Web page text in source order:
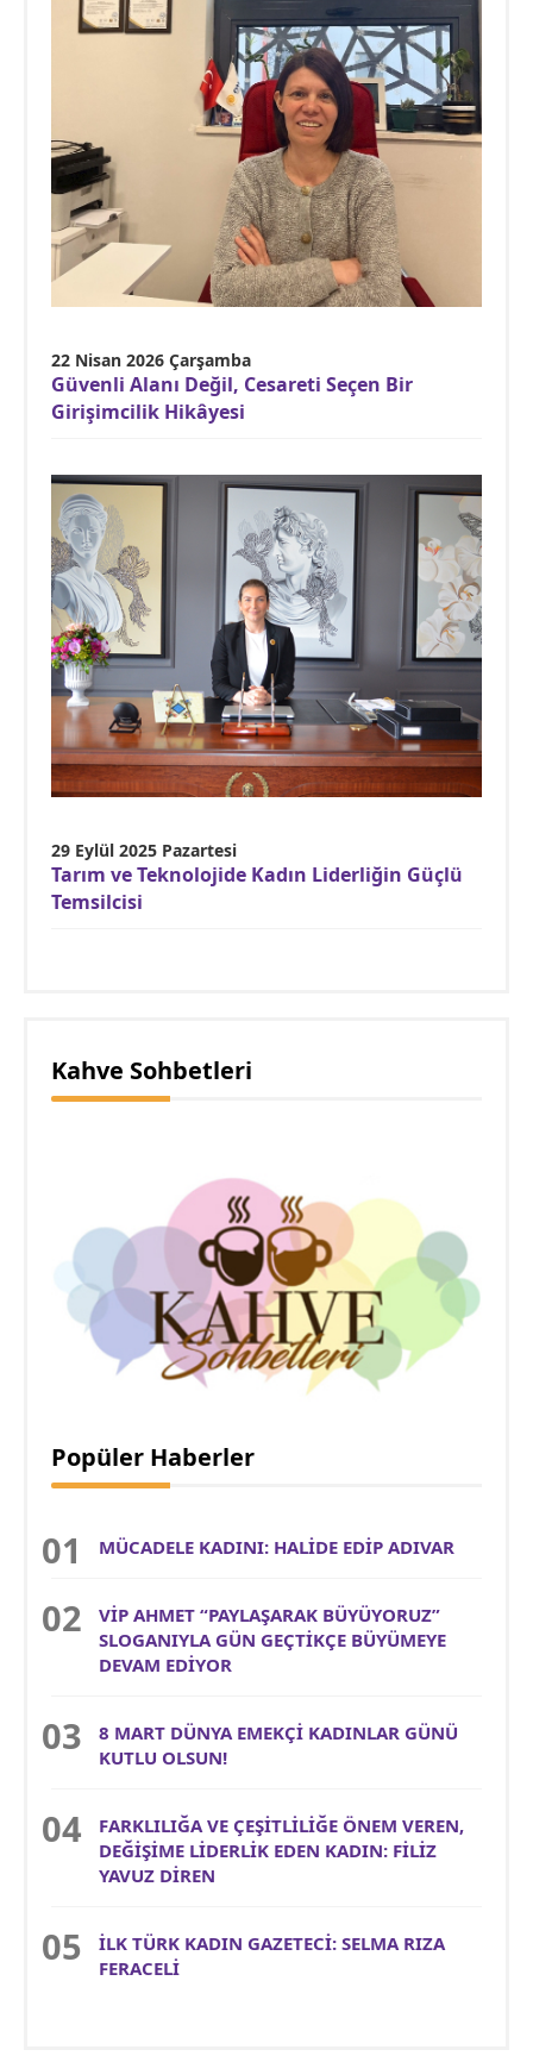
22 Nisan 2026 Çarşamba
Güvenli Alanı Değil, Cesareti Seçen Bir
Girişimcilik Hikâyesi
29 Eylül 2025 Pazartesi
Tarım ve Teknolojide Kadın Liderliğin Güçlü
Temsilcisi
Kahve Sohbetleri
Popüler Haberler
MÜCADELE KADINI: HALİDE EDİP ADIVAR
VİP AHMET “PAYLAŞARAK BÜYÜYORUZ”
SLOGANIYLA GÜN GEÇTİKÇE BÜYÜMEYE
DEVAM EDİYOR
8 MART DÜNYA EMEKÇİ KADINLAR GÜNÜ
KUTLU OLSUN!
FARKLILIĞA VE ÇEŞİTLİLİĞE ÖNEM VEREN,
DEĞİŞİME LİDERLİK EDEN KADIN: FİLİZ
YAVUZ DİREN
İLK TÜRK KADIN GAZETECİ: SELMA RIZA
FERACELİ